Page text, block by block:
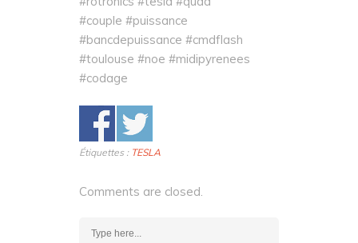
#couple #puissance
#bancdepuissance #cmdflash
#toulouse #noe #midipyrenees
#codage
Étiquettes : TESLA
Comments are closed.